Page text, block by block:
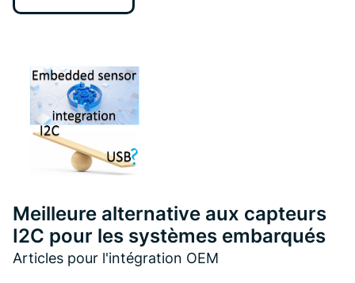
Meilleure alternative aux capteurs
I2C pour les systèmes embarqués
Articles pour l'intégration OEM